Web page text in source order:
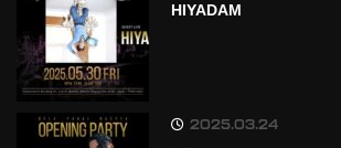
HIYADAM
2025.03.24